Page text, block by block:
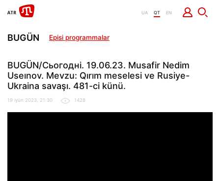
UA QT EN
BUGÜN Episi programmalar
BUGÜN/Сьогодні. 19.06.23. Musafir Nedim
Useınov. Mevzu: Qırım meselesi ve Rusiye-
Ukraina savaşı. 481-ci künü.
19 iyün 2023, 21:30 1428